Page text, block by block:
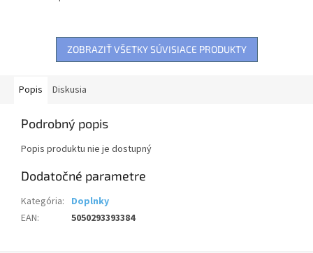
na kľúče,...
ZOBRAZIŤ VŠETKY SÚVISIACE PRODUKTY
Popis Diskusia
Podrobný popis
Popis produktu nie je dostupný
Dodatočné parametre
Kategória: Doplnky
EAN: 5050293393384